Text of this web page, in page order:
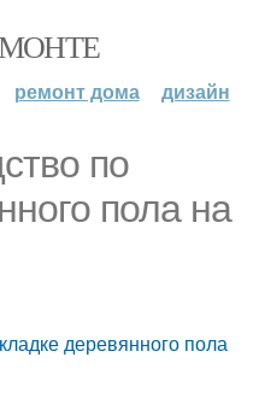
ремонт дома дизайн
по
пола на
деревянного пола